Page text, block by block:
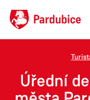
Úřední